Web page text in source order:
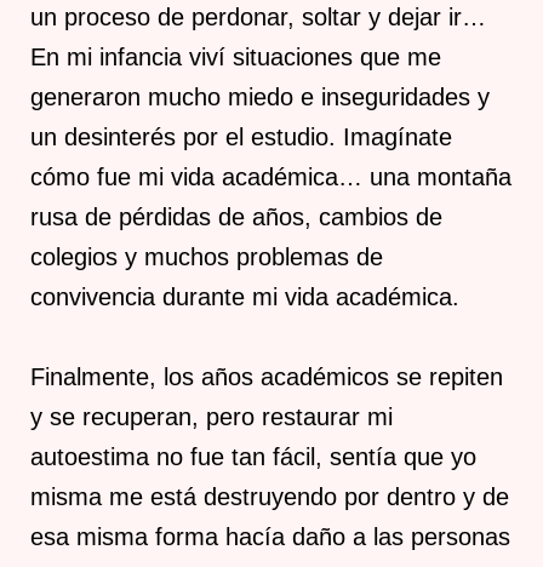
un proceso de perdonar, soltar y dejar ir…
En mi infancia viví situaciones que me
generaron mucho miedo e inseguridades y
un desinterés por el estudio. Imagínate
cómo fue mi vida académica… una montaña
rusa de pérdidas de años, cambios de
colegios y muchos problemas de
convivencia durante mi vida académica.
Finalmente, los años académicos se repiten
y se recuperan, pero restaurar mi
autoestima no fue tan fácil, sentía que yo
misma me está destruyendo por dentro y de
esa misma forma hacía daño a las personas